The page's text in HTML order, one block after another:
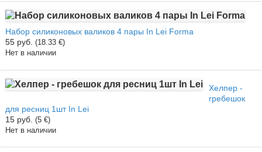
Набор силиконовых валиков 4 пары In Lei Forma
55 руб. (18.33 €)
Нет в наличии
Хелпер -
гребешок
для ресниц 1шт In Lei
15 руб. (5 €)
Нет в наличии